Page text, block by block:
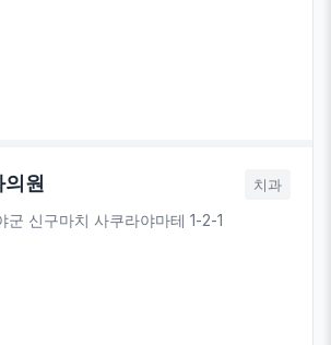
원 치과
군 신구마치 사쿠라야마테 1-2-1